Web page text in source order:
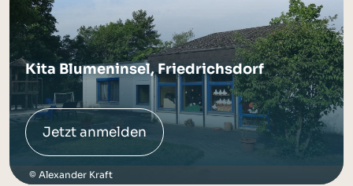
Kita Blumeninsel, Friedrichsdorf
Jetzt anmelden
Alexander Kraft